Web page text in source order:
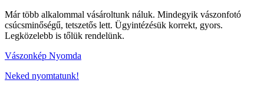
Már több alkalommal vásároltunk náluk. Mindegyik vászonfotó
csúcsminőségű, tetszetős lett. Ügyintézésük korrekt, gyors.
Legközelebb is tőlük rendelünk.
Vászonkép Nyomda
Neked nyomtatunk!